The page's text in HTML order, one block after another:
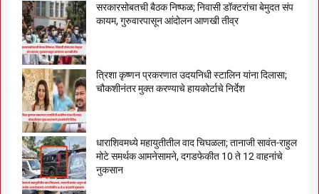
सरकारसोबतची बैठक निष्फळ; निवासी डॉक्टरांचा बेमुदत संप
कायम, गुरुवारपासून आंदोलन आणखी तीव्र
त्रिशा कृष्णन प्रकरणात उदयनिधी स्टालिन यांना दिलासा;
चौकशीनंतर मुक्त करण्याचे हायकोर्टाचे निर्देश
धाराशिवमध्ये महायुतीतील वाद चिघळला; तानाजी सावंत-राहुल
मोटे समर्थक आमनेसामने, दगडफेकीत 10 ते 12 वाहनांचे
नुकसान